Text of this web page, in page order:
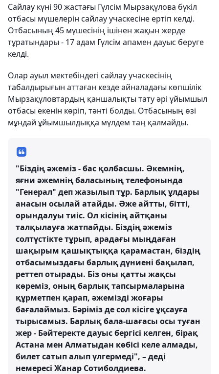
Сайлау күні 90 жастағы Гүлсім Мырзақұлова бүкіл
отбасы мүшелерін сайлау учаскесіне ертіп келді.
Отбасының 45 мүшесінің ішінен жақын жерде
тұратындары - 17 адам Гүлсім апамен дауыс беруге
келді.
Олар ауыл мектебіндегі сайлау учаскесінің
табалдырығын аттаған кезде айналадағы көпшілік
Мырзақұловтардың қаншалықты тату әрі ұйымшыл
отбасы екенін көріп, тәнті болды. Отбасының өзі
мұндай ұйымшылдыққа мүлдем таң қалмайды.
"Біздің әжеміз - бас қолбасшы. Әкемнің,
яғни әжемнің баласының телефонында
"Генерал" деп жазылып тұр. Барлық ұлдары
анасын осылай атайды. Әже айтты, бітті,
орындалуы тиіс. Ол кісінің айтқаны
талқылауға жатпайды. Біздің әжеміз
солтүстікте тұрып, арадағы мыңдаған
шақырым қашықтыққа қарамастан, біздің
отбасымыздағы барлық дүниені бақылап,
реттеп отырады. Біз оны қатты жақсы
көреміз, оның барлық тапсырмаларына
құрметпен қарап, әжемізді жоғары
бағалаймыз. Бәріміз де сол кісіге ұқсауға
тырысамыз. Барлық бала-шағасы осы туған
жер - Бәйтеректе дауыс бергісі келген, бірақ
Астана мен Алматыдан көбісі келе алмады,
билет сатып алып үлгермеді", – деді
немересі Жанар Сотиболдиева.